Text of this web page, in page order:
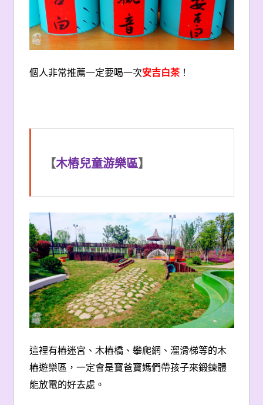
個人非常推薦一定要喝一次安吉白茶！
【木樁兒童游樂區】
這裡有樁迷宮、木樁橋、攀爬網、溜滑梯等的木
樁遊樂區，一定會是寶爸寶媽們帶孩子來鍛鍊體
能放電的好去處。